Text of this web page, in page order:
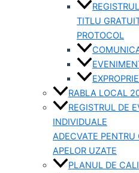
TITLU
PROTOCOL
RABLA LOCAL
REGISTRUL DE
INDIVIDUALE
ADECVATE PENTRU
APELOR UZATE
PLANUL DE